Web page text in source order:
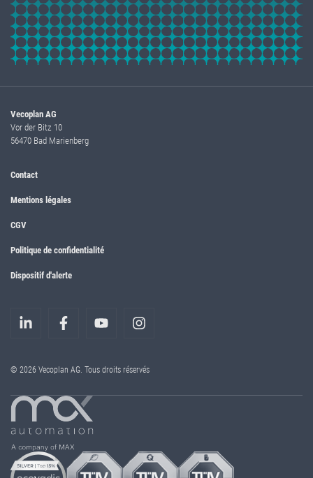
Vecoplan AG
Vor der Bitz 10
56470 Bad Marienberg
Contact
Mentions légales
CGV
Politique de confidentialité
Dispositif d'alerte
© 2026 Vecoplan AG. Tous droits réservés